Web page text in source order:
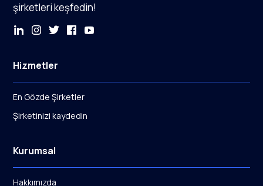
şirketleri keşfedin!
Hizmetler
En Gözde Şirketler
Şirketinizi kaydedin
Kurumsal
Hakkımızda